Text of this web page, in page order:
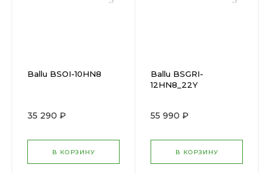
Ballu BSOI-10HN8
35 290 ₽
В КОРЗИНУ
Ballu BSGRI-
12HN8_22Y
55 990 ₽
В КОРЗИНУ